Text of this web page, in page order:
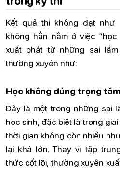
Kết quả thi không đạt như
không hẳn nằm ở việc
xuất phát từ những sai
thường xuyên như:
Học không đúng trọng tâm
Đây là một trong những sai
học sinh, đặc biệt là trong
thời gian không còn nhiều
lại khá lớn. Thay vì tập
thức cốt lõi, thường xuyên